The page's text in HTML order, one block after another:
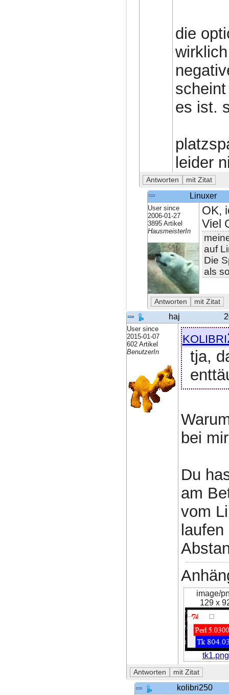
die
es ist.
leider
Linuxer
User since
2006-01-27
3895 Artikel
HausmeisterIn
OK,
Viel
auf
Die
als
haj
User since
2015-01-07
602 Artikel
BenutzerIn
tja,
bei
Du
am
vom
image/
129 x
tk1.png
kolibri250